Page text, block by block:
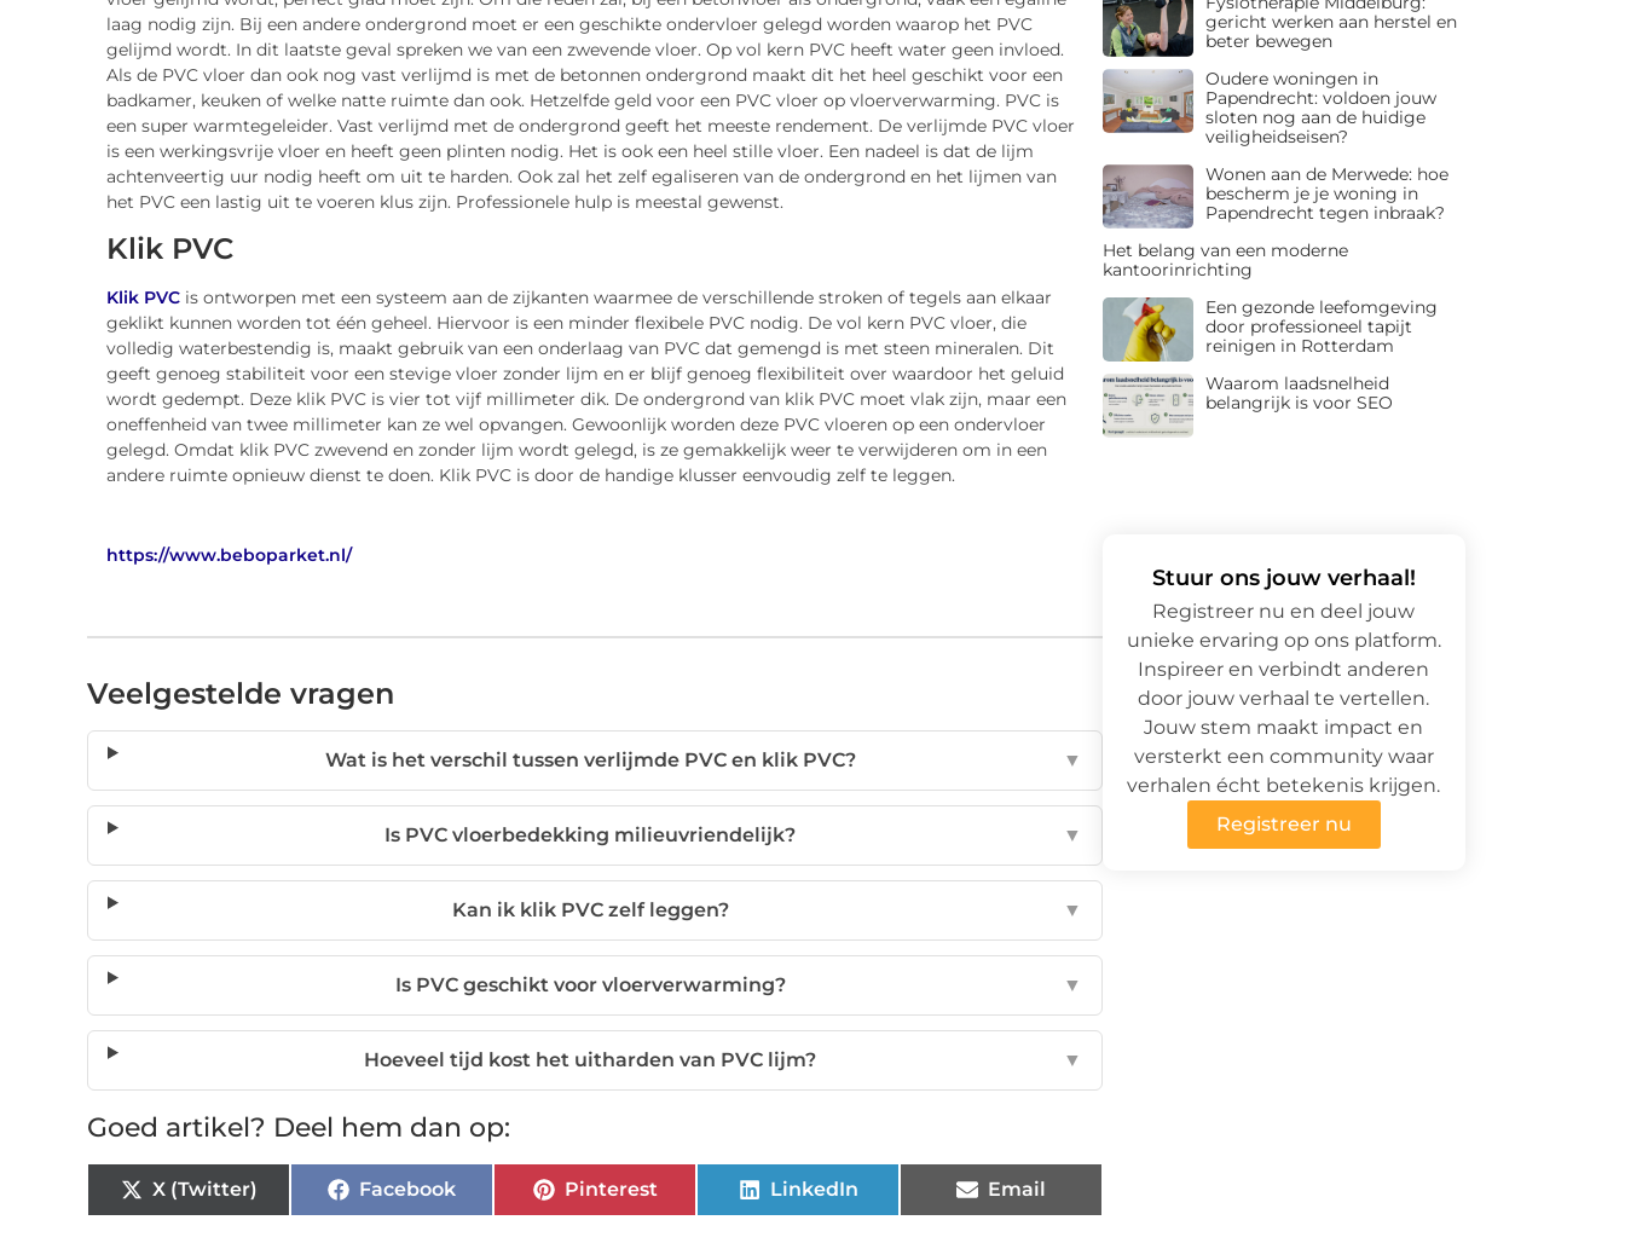
laag nodig zijn. Bij een andere ondergrond moet er een geschikte ondervloer gelegd worden waarop het PVC
gelijmd wordt. In dit laatste geval spreken we van een zwevende vloer. Op vol kern PVC heeft water geen invloed.
Als de PVC vloer dan ook nog vast verlijmd is met de betonnen ondergrond maakt dit het heel geschikt voor een
badkamer, keuken of welke natte ruimte dan ook. Hetzelfde geld voor een PVC vloer op vloerverwarming. PVC is
een super warmtegeleider. Vast verlijmd met de ondergrond geeft het meeste rendement. De verlijmde PVC vloer
is een werkingsvrije vloer en heeft geen plinten nodig. Het is ook een heel stille vloer. Een nadeel is dat de lijm
achtenveertig uur nodig heeft om uit te harden. Ook zal het zelf egaliseren van de ondergrond en het lijmen van
het PVC een lastig uit te voeren klus zijn. Professionele hulp is meestal gewenst.
Klik PVC
Klik PVC is ontworpen met een systeem aan de zijkanten waarmee de verschillende stroken of tegels aan elkaar
geklikt kunnen worden tot één geheel. Hiervoor is een minder flexibele PVC nodig. De vol kern PVC vloer, die
volledig waterbestendig is, maakt gebruik van een onderlaag van PVC dat gemengd is met steen mineralen. Dit
geeft genoeg stabiliteit voor een stevige vloer zonder lijm en er blijf genoeg flexibiliteit over waardoor het geluid
wordt gedempt. Deze klik PVC is vier tot vijf millimeter dik. De ondergrond van klik PVC moet vlak zijn, maar een
oneffenheid van twee millimeter kan ze wel opvangen. Gewoonlijk worden deze PVC vloeren op een ondervloer
gelegd. Omdat klik PVC zwevend en zonder lijm wordt gelegd, is ze gemakkelijk weer te verwijderen om in een
andere ruimte opnieuw dienst te doen. Klik PVC is door de handige klusser eenvoudig zelf te leggen.
https://www.beboparket.nl/
Veelgestelde vragen
Wat is het verschil tussen verlijmde PVC en klik PVC? ▼
Is PVC vloerbedekking milieuvriendelijk? ▼
Kan ik klik PVC zelf leggen? ▼
Is PVC geschikt voor vloerverwarming? ▼
Hoeveel tijd kost het uitharden van PVC lijm? ▼
Goed artikel? Deel hem dan op:
X (Twitter) Facebook Pinterest LinkedIn Email
gericht werken aan herstel en
beter bewegen
Oudere woningen in
Papendrecht: voldoen jouw
sloten nog aan de huidige
veiligheidseisen?
Wonen aan de Merwede: hoe
bescherm je je woning in
Papendrecht tegen inbraak?
Het belang van een moderne
kantoorinrichting
Een gezonde leefomgeving
door professioneel tapijt
reinigen in Rotterdam
Waarom laadsnelheid
belangrijk is voor SEO
Stuur ons jouw verhaal!
Registreer nu en deel jouw
unieke ervaring op ons platform.
Inspireer en verbindt anderen
door jouw verhaal te vertellen.
Jouw stem maakt impact en
versterkt een community waar
verhalen écht betekenis krijgen.
Registreer nu